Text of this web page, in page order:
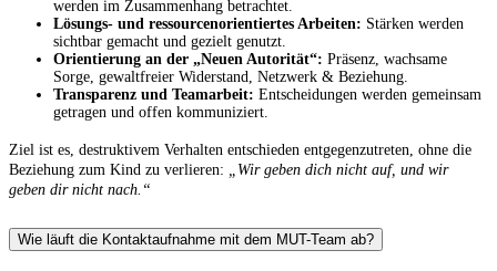
werden im Zusammenhang betrachtet.
Lösungs- und ressourcenorientiertes Arbeiten: Stärken werden
sichtbar gemacht und gezielt genutzt.
Orientierung an der „Neuen Autorität“: Präsenz, wachsame
Sorge, gewaltfreier Widerstand, Netzwerk & Beziehung.
Transparenz und Teamarbeit: Entscheidungen werden gemeinsam
getragen und offen kommuniziert.
Ziel ist es, destruktivem Verhalten entschieden entgegenzutreten, ohne die
Beziehung zum Kind zu verlieren:
„Wir geben dich nicht auf, und wir
geben dir nicht nach.“
Wie läuft die Kontaktaufnahme mit dem MUT-Team ab?